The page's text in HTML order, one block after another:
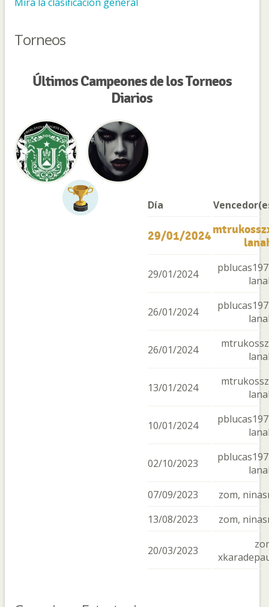
Torneos
Últimos Campeones de los Torneos
Diarios
Día
29/01/2024
29/01/2024
26/01/2024
26/01/2024
13/01/2024
10/01/2024
02/10/2023
07/09/2023
zom,
13/08/2023
zom,
20/03/2023